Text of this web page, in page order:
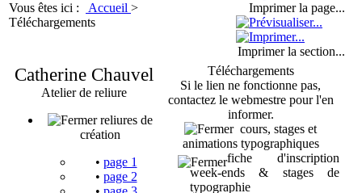
Vous êtes ici : Accueil >
Téléchargements
Imprimer la page...
Imprimer la section...
Catherine Chauvel
Atelier de reliure
reliures de
création
• page 1
• page 2
Téléchargements
Si le lien ne fonctionne pas,
contactez le webmestre pour l'en
informer.
cours, stages et
animations typographiques
fiche d'inscription
week-ends & stages de
typographie